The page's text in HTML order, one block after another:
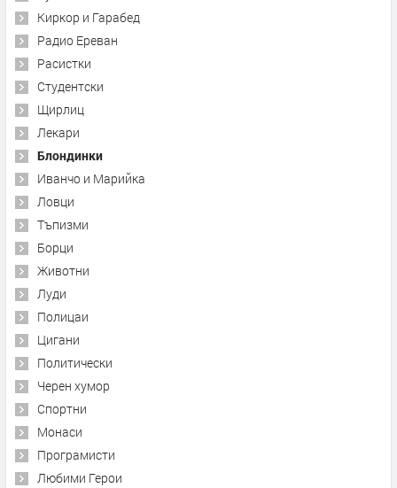
Киркор и Гарабед
Радио Ереван
Расистки
Студентски
Щирлиц
Лекари
Блондинки
Иванчо и Марийка
Ловци
Тъпизми
Борци
Животни
Луди
Полицаи
Цигани
Политически
Черен хумор
Спортни
Монаси
Програмисти
Любими Герои